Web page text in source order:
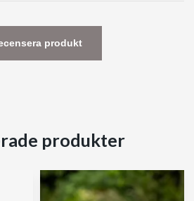
produkt
produkter